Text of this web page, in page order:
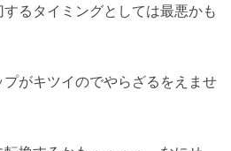
るタイミングとしては最悪かも
がキツイのでやらざるをえませ